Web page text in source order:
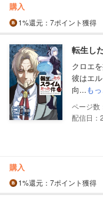
購入
1%還元 ：7ポイント獲得
転生し
クロエ
彼はエ
向...も
配信日：
購入
1%還元 ：7ポイント獲得